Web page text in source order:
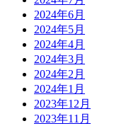
2024年6月
2024年5月
2024年4月
2024年3月
2024年2月
2024年1月
2023年12月
2023年11月